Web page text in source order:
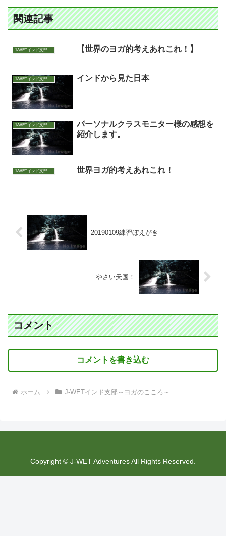
関連記事
J-WETインド支部～ヨガのこころ～ 【世界のヨガ的考えあれこれ！】
J-WETインド支部～ヨガのこころ～ インドから見た日本
J-WETインド支部～ヨガのこころ～
パーソナルクラスモニター様の感想を
紹介します。
J-WETインド支部～ヨガのこころ～ 世界ヨガ的考えあれこれ！
20190109練習ぼえがき
やさい天国！
コメント
コメントを書き込む
ホーム J-WETインド支部～ヨガのこころ～
Copyright © J-WET Adventures All Rights Reserved.